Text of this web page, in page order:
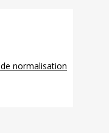
normalisation